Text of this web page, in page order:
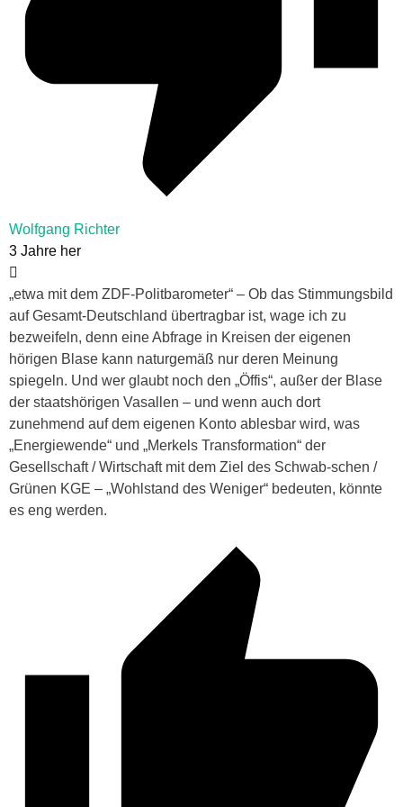
Wolfgang Richter
3 Jahre her
„etwa mit dem ZDF-Politbarometer“ – Ob das Stimmungsbild
auf Gesamt-Deutschland übertragbar ist, wage ich zu
bezweifeln, denn eine Abfrage in Kreisen der eigenen
hörigen Blase kann naturgemäß nur deren Meinung
spiegeln. Und wer glaubt noch den „Öffis“, außer der Blase
der staatshörigen Vasallen – und wenn auch dort
zunehmend auf dem eigenen Konto ablesbar wird, was
„Energiewende“ und „Merkels Transformation“ der
Gesellschaft / Wirtschaft mit dem Ziel des Schwab-schen /
Grünen KGE – „Wohlstand des Weniger“ bedeuten, könnte
es eng werden.